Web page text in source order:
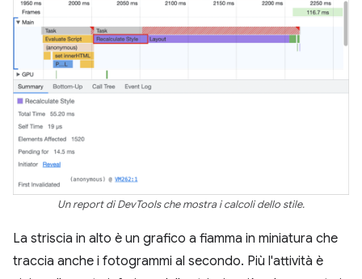
Un report di DevTools che mostra i calcoli dello stile.
La striscia in alto è un grafico a fiamma in miniatura che
traccia anche i fotogrammi al secondo. Più l'attività è